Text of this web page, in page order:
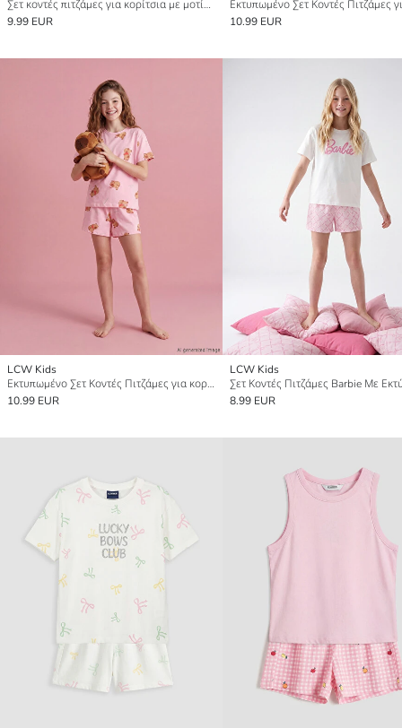
Σετ κοντές πιτζάμες για κορίτσια με μοτίβο καρδιές
9.99 EUR
10.99 EUR
LCW Kids
Εκτυπωμένο Σετ Κοντές Πιτζάμες για κορίτσια
10.99 EUR
LCW Kids
8.99 EUR